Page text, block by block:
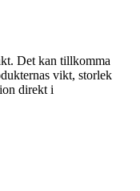
Det kan tillkomma
vikt, storlek
direkt i